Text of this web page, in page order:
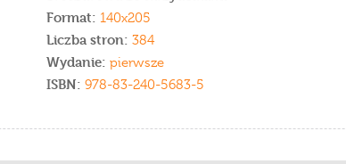
Format: 140x205
Liczba stron: 384
Wydanie: pierwsze
ISBN: 978-83-240-5683-5